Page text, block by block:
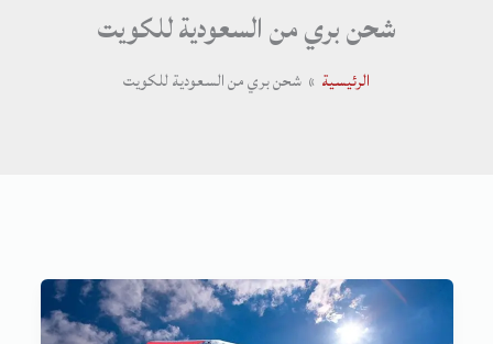
شحن بري من السعودية للكويت
الرئيسية شحن بري من السعودية للكويت